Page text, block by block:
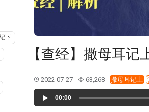
下
【查经】撒母耳
2022-07-27 63,268 撒母耳记上
Player
00:00